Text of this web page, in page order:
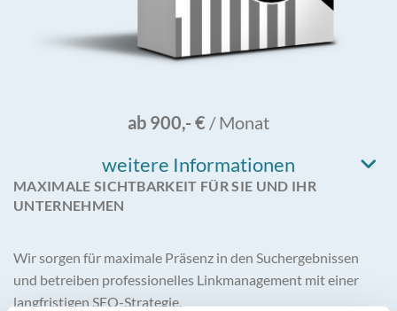
ab 900,- € / Monat
weitere Informationen
MAXIMALE SICHTBARKEIT FÜR SIE UND IHR
UNTERNEHMEN
Wir sorgen für maximale Präsenz in den Suchergebnissen
und betreiben professionelles Linkmanagement mit einer
langfristigen SEO-Strategie.